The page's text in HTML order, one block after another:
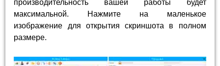
производительность вашей работы будет
максимальной. Нажмите на маленькое
изображение для открытия скриншота в полном
размере.